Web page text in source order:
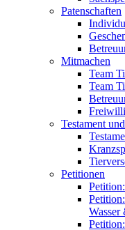
Patenschaften
Mitmachen
Team
Team
Testament
Petitionen
Wasser